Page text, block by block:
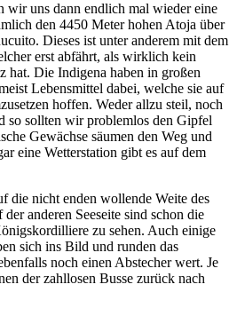
wir uns dann endlich mal wieder eine
den 4450 Meter hohen Atoja über
Dieses ist unter anderem mit dem
erst abfährt, als wirklich kein
hat. Die Indigena haben in großen
Lebensmittel dabei, welche sie auf
hoffen. Weder allzu steil, noch
so sollten wir problemlos den Gipfel
Gewächse säumen den Weg und
eine Wetterstation gibt es auf dem
die nicht enden wollende Weite des
anderen Seeseite sind schon die
zu sehen. Auch einige
sich ins Bild und runden das
noch einen Abstecher wert. Je
der zahllosen Busse zurück nach